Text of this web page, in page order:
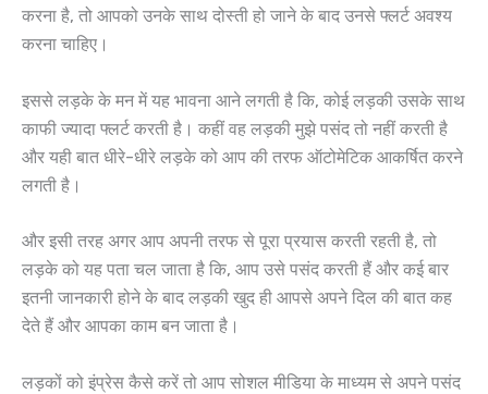
करना है, तो आपको उनके साथ दोस्ती हो जाने के बाद उनसे फ्लर्ट अवश्य
करना चाहिए।
इससे लड़के के मन में यह भावना आने लगती है कि, कोई लड़की उसके साथ
काफी ज्यादा फ्लर्ट करती है। कहीं वह लड़की मुझे पसंद तो नहीं करती है
और यही बात धीरे-धीरे लड़के को आप की तरफ ऑटोमेटिक आकर्षित करने
लगती है।
और इसी तरह अगर आप अपनी तरफ से पूरा प्रयास करती रहती है, तो
लड़के को यह पता चल जाता है कि, आप उसे पसंद करती हैं और कई बार
इतनी जानकारी होने के बाद लड़की खुद ही आपसे अपने दिल की बात कह
देते हैं और आपका काम बन जाता है।
लड़कों को इंप्रेस कैसे करें तो आप सोशल मीडिया के माध्यम से अपने पसंद